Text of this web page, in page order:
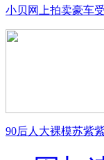
小贝网上拍卖豪车
90后人大裸模苏紫